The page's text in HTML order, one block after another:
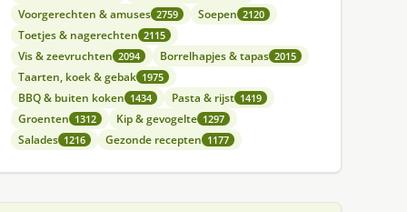
Voorgerechten & amuses 2759 Soepen 2120
Toetjes & nagerechten 2115
Vis & zeevruchten 2094 Borrelhapjes & tapas 2015
Taarten, koek & gebak 1975
BBQ & buiten koken 1434 Pasta & rijst 1419
Groenten 1312 Kip & gevogelte 1297
Salades 1216 Gezonde recepten 1177